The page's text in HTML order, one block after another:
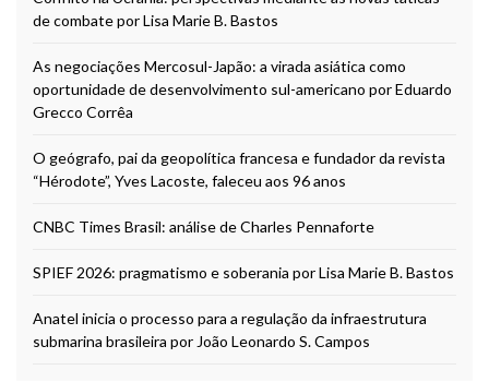
de combate por Lisa Marie B. Bastos
As negociações Mercosul-Japão: a virada asiática como
oportunidade de desenvolvimento sul-americano por Eduardo
Grecco Corrêa
O geógrafo, pai da geopolítica francesa e fundador da revista
“Hérodote”, Yves Lacoste, faleceu aos 96 anos
CNBC Times Brasil: análise de Charles Pennaforte
SPIEF 2026: pragmatismo e soberania por Lisa Marie B. Bastos
Anatel inicia o processo para a regulação da infraestrutura
submarina brasileira por João Leonardo S. Campos